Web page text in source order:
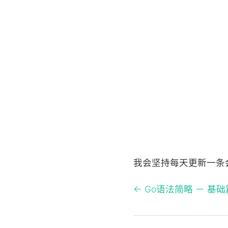
我会坚持每天更新一条
← Go语法简略 － 基础